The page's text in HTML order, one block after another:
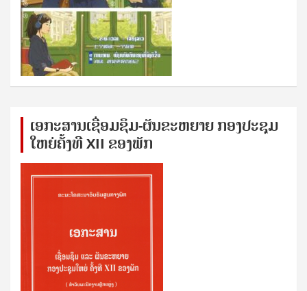
ເອກ​ະ​ສານ​ເຊ​ື່ອມ​ຊ​ຶມ-ຜັນ​ຂະ​ຫ​ຍາຍ ກອງ​ປະ​ຊຸມ​
ໃຫຍ່​ຄັ້ງ​ທີ XII ຂອງ​ພັກ